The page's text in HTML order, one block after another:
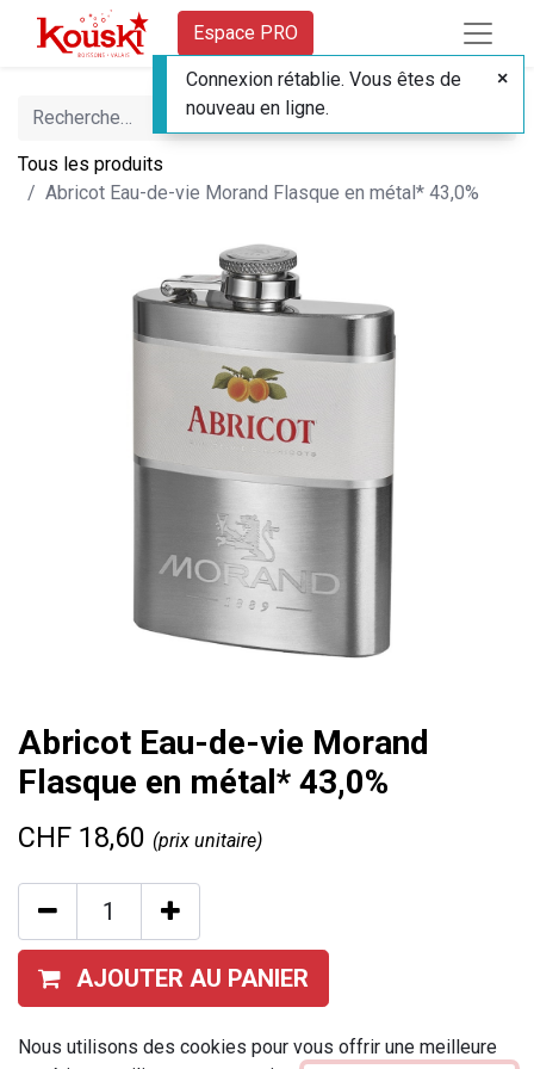
Espace PRO
Tous les produits
Abricot Eau-de-vie Morand Flasque en métal* 43,0%
Abricot Eau-de-vie Morand
Flasque en métal* 43,0%
CHF 18,60 (prix unitaire)
AJOUTER AU PANIER
Ajouter à la liste de souhaits
Nous utilisons des cookies pour vous offrir une meilleure
Connexion rétablie. Vous êtes de
nouveau en ligne.